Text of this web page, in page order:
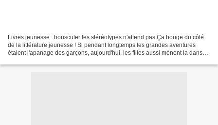
Livres jeunesse : bousculer les stéréotypes n'attend pas Ça bouge du côté
de la littérature jeunesse ! Si pendant longtemps les grandes aventures
étaient l'apanage des garçons, aujourd'hui, les filles aussi mènent la danse.